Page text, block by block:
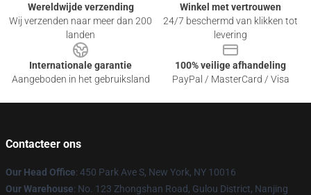
Wereldwijde verzending
Wij verzenden naar meer dan 200
landen
Winkel met vertrouwen
24/7 beschermd van klikken tot
levering
Internationale garantie
Aangeboden in het gebruiksland
100% veilige afhandeling
PayPal / MasterCard / Visa
Contacteer ons
Our Head Office: 450 Park Ave S, New York, NY 10016
Our Warehouse: No. 123 Zhongshan Road, Gulou District, Nanjing